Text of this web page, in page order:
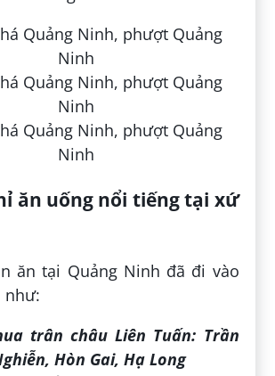
ăn uống nổi tiếng tại xứ
ăn tại Quảng Ninh đã đi vào
như:
trân châu Liên Tuấn: Trần
Hòn Gai, Hạ Long